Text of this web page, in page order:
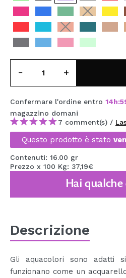
MAQUIFARMA
KOREA ZONE
TRAVEL SIZE
NATURE
SPECIALE
OUTLET
SONO TORNATI!
PROSSIMAMENTE
Confermare l'ordine entro 14h:
magazzino domani
7 comment(s) /
Questo prodotto è stato
Contenuti: 16.00 gr
Prezzo x 100 Kg: 37,19€
Hai
Descrizione
Gli aquacolori sono
funzionano come un